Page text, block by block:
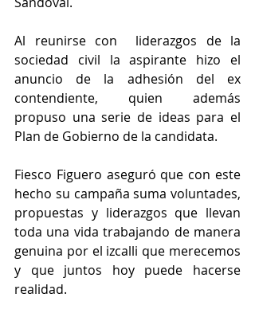
Al reunirse con  liderazgos de la
sociedad civil la aspirante hizo el
anuncio de la adhesión del ex
contendiente, quien además
propuso una serie de ideas para el
Plan de Gobierno de la candidata.
Fiesco Figuero aseguró que con este
hecho su campaña suma voluntades,
propuestas y liderazgos que llevan
toda una vida trabajando de manera
genuina por el izcalli que merecemos
y que juntos hoy puede hacerse
realidad.